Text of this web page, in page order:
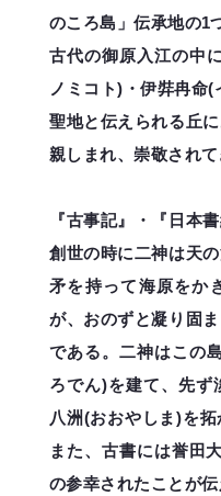
のころ島」伝承地の1
古代の御原入江の中
ノミコト)・伊弉冉命
聖地と伝えられる丘
親しまれ、崇敬されて
『古事記』・『日本
創世の時に二神は天
矛を持って海原をか
が、おのずと凝り固
である。二神はこの
ろでん)を建て、先ず
八洲(おおやしま)を拓
また、古書には誉田
の参幸されたことが伝